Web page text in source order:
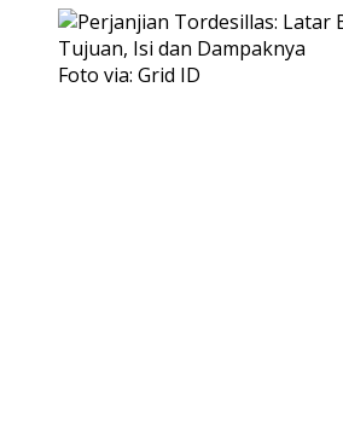
Foto via: Grid ID